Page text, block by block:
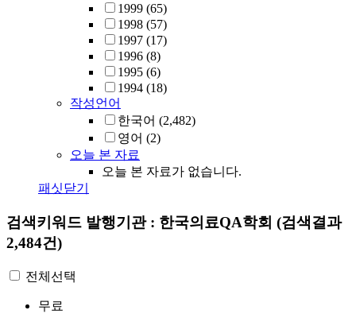
1999 (65)
1998 (57)
1997 (17)
1996 (8)
1995 (6)
1994 (18)
작성언어
한국어 (2,482)
영어 (2)
오늘 본 자료
오늘 본 자료가 없습니다.
패싯닫기
검색키워드 발행기관 : 한국의료QA학회 (검색결과
2,484건)
전체선택
무료